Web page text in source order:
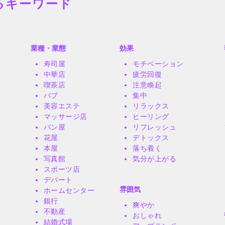
ーワード
業種・業態
寿司屋
中華店
喫茶店
パブ
美容エステ
マッサージ店
パン屋
花屋
本屋
写真館
スポーツ店
デパート
ホームセンター
銀行
不動産
結婚式場
効果
モチベーション
疲労回復
注意喚起
集中
リラックス
ヒーリング
リフレッシュ
デトックス
落ち着く
気分が上がる
雰囲気
爽やか
おしゃれ